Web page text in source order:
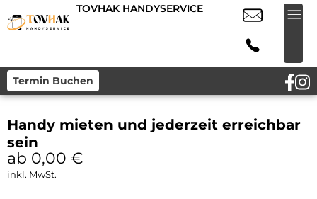
TOVHAK HANDYSERVICE
Termin Buchen
Handy mieten und jederzeit erreichbar
sein
ab 0,00 €
inkl. MwSt.